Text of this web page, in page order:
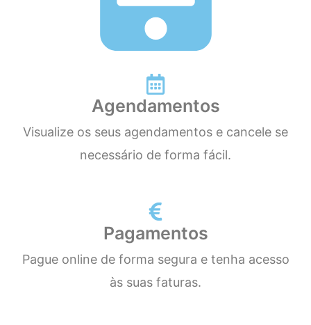
Agendamentos
Visualize os seus agendamentos e cancele se
necessário de forma fácil.
Pagamentos
Pague online de forma segura e tenha acesso
às suas faturas.